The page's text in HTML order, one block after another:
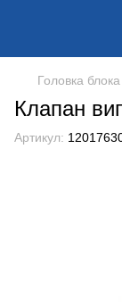
Головка
Клапан
Артикул: